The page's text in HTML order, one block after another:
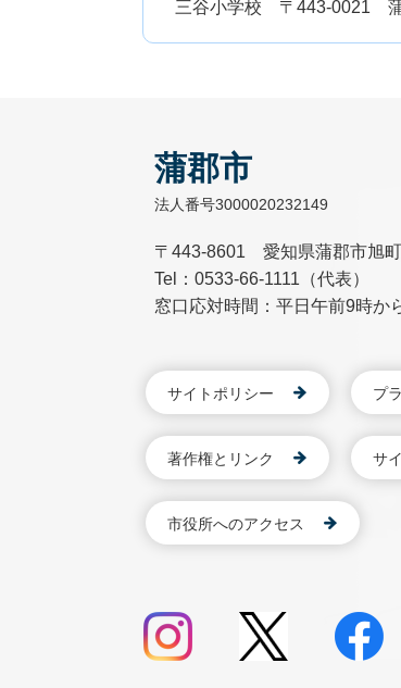
三谷小学校 〒443-0021
蒲郡市
法人番号3000020232149
〒443-8601 愛知県蒲郡市旭
Tel：0533-66-1111（代表）
窓口応対時間：平日午前9時か
サイトポリシー プ
著作権とリンク サ
市役所へのアクセス